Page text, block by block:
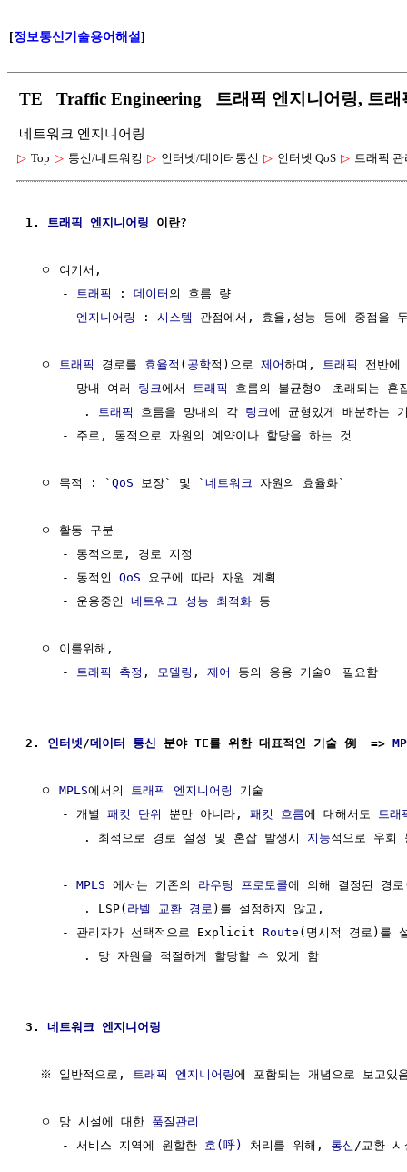
[정보통신기술용어해설]
TE Traffic Engineering 트래픽 엔지니어링, 트래
네트워크 엔지니어링
▷ Top ▷ 통신/네트워킹 ▷ 인터넷/데이터통신 ▷ 인터넷 QoS ▷ 트래픽 관
1. 트래픽 엔지니어링 이란?
  ㅇ 여기서,
     -
트래픽 : 데이터 의 흐름 량
     -
엔지니어링 : 시스템 관점에서, 효율,성능 등에 중점을
  ㅇ
트래픽 경로를 효율적 ( 공학적)으로 제어하며, 트래픽
전반
     - 망내 여러
링크에서 트래픽
흐름의 불균형이 초래되는 혼
        .
트래픽 흐름을 망내의 각 링크에 균형있게 배분하는
     - 주로, 동적으로 자원의 예약이나 할당을 하는 것
  ㅇ 목적 : `
QoS 보장` 및 ` 네트워크 자원의 효율화`
  ㅇ 활동 구분
     - 동적으로, 경로 지정
     - 동적인
QoS 요구에 따라 자원 계획
     - 운용중인
네트워크 성능 최적화 등
  ㅇ 이를위해,
     -
트래픽 측정 , 모델링 , 제어 등의 응용 기술이 필요함
2. 인터넷 /데이터 통신 분야 TE를 위한 대표적인 기술 例  =>
  ㅇ
MPLS에서의 트래픽 엔지니어링
기술
     - 개별
패킷 단위 뿐만 아니라, 패킷 흐름에 대해서도
트래
        . 최적으로 경로 설정 및 혼잡 발생시
지능적으로 우회
     -
MPLS 에서는 기존의 라우팅 프로토콜에 의해 결정된 경
        . LSP(
라벨 교환 경로 )를 설정하지 않고,
     - 관리자가 선택적으로 Explicit
Route (명시적 경로)를
        . 망 자원을 적절하게 할당할 수 있게 함
3. 네트워크 엔지니어링
  ※ 일반적으로,
트래픽 엔지니어링에 포함되는 개념으로 보고있
  ㅇ 망 시설에 대한
품질관리
     - 서비스 지역에 원할한
호(呼) 처리를 위해, 통신 /교환 시